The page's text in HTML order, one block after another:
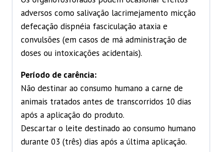
adversos como salivação lacrimejamento micção
defecação dispnéia fasciculação ataxia e
convulsões (em casos de má administração de
doses ou intoxicações acidentais).
Período de carência:
Não destinar ao consumo humano a carne de
animais tratados antes de transcorridos 10 dias
após a aplicação do produto.
Descartar o leite destinado ao consumo humano
durante 03 (três) dias após a última aplicação.